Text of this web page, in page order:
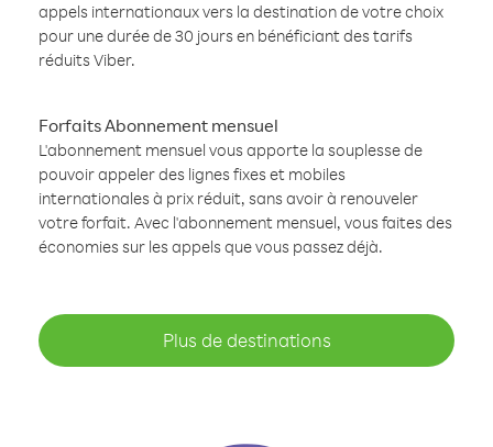
appels internationaux vers la destination de votre choix
pour une durée de 30 jours en bénéficiant des tarifs
réduits Viber.
Forfaits Abonnement mensuel
L'abonnement mensuel vous apporte la souplesse de
pouvoir appeler des lignes fixes et mobiles
internationales à prix réduit, sans avoir à renouveler
votre forfait. Avec l'abonnement mensuel, vous faites des
économies sur les appels que vous passez déjà.
Plus de destinations